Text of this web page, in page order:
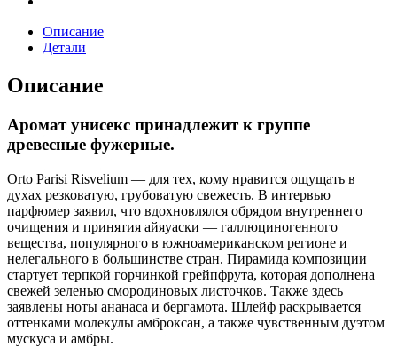
Описание
Детали
Описание
Аромат унисекс принадлежит к группе
древесные фужерные.
Orto Parisi Risvelium — для тех, кому нравится ощущать в
духах резковатую, грубоватую свежесть. В интервью
парфюмер заявил, что вдохновлялся обрядом внутреннего
очищения и принятия айяуаски — галлюциногенного
вещества, популярного в южноамериканском регионе и
нелегального в большинстве стран. Пирамида композиции
стартует терпкой горчинкой грейпфрута, которая дополнена
свежей зеленью смородиновых листочков. Также здесь
заявлены ноты ананаса и бергамота. Шлейф раскрывается
оттенками молекулы амброксан, а также чувственным дуэтом
мускуса и амбры.